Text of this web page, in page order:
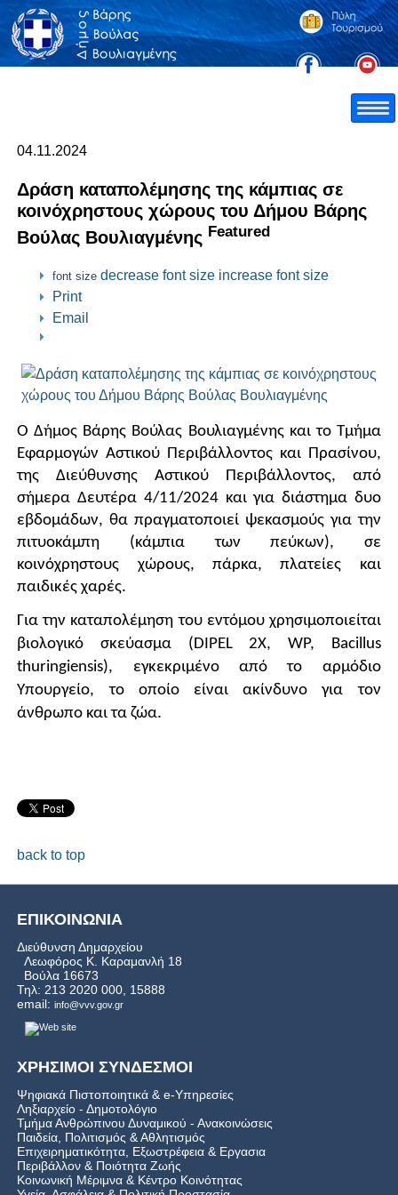
04.11.2024
Δράση καταπολέμησης της κάμπιας σε
κοινόχρηστους χώρους του Δήμου Βάρης
Βούλας Βουλιαγμένης Featured
font size decrease font size increase font size
Print
Email
Ο Δήμος Βάρης Βούλας Βουλιαγμένης και το Τμήμα
Εφαρμογών Αστικού Περιβάλλοντος και Πρασίνου,
της Διεύθυνσης Αστικού Περιβάλλοντος, από
σήμερα Δευτέρα 4/11/2024 και για διάστημα δυο
εβδομάδων, θα πραγματοποιεί ψεκασμούς για την
πιτυοκάμπη (κάμπια των πεύκων), σε
κοινόχρηστους χώρους, πάρκα, πλατείες και
παιδικές χαρές.
Για την καταπολέμηση του εντόμου χρησιμοποιείται
βιολογικό σκεύασμα (DIPEL 2X, WP, Bacillus
thuringiensis), εγκεκριμένο από το αρμόδιο
Υπουργείο, το οποίο είναι ακίνδυνο για τον
άνθρωπο και τα ζώα.
back to top
ΕΠΙΚΟΙΝΩΝΙΑ
Διεύθυνση Δημαρχείου
Λεωφόρος Κ. Καραμανλή 18
Βούλα 16673
Τηλ: 213 2020 000, 15888
email: info@vvv.gov.gr
ΧΡΗΣΙΜΟΙ ΣΥΝΔΕΣΜΟΙ
Ψηφιακά Πιστοποιητικά & e-Υπηρεσίες
Ληξιαρχείο - Δημοτολόγιο
Τμήμα Ανθρώπινου Δυναμικού - Ανακοινώσεις
Παιδεία, Πολιτισμός & Αθλητισμός
Επιχειρηματικότητα, Εξωστρέφεια & Εργασια
Περιβάλλον & Ποιότητα Ζωής
Kοινωνική Μέριμνα & Κέντρο Κοινότητας